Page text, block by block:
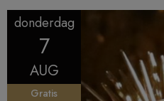
donderdag
7
AUG
Gratis